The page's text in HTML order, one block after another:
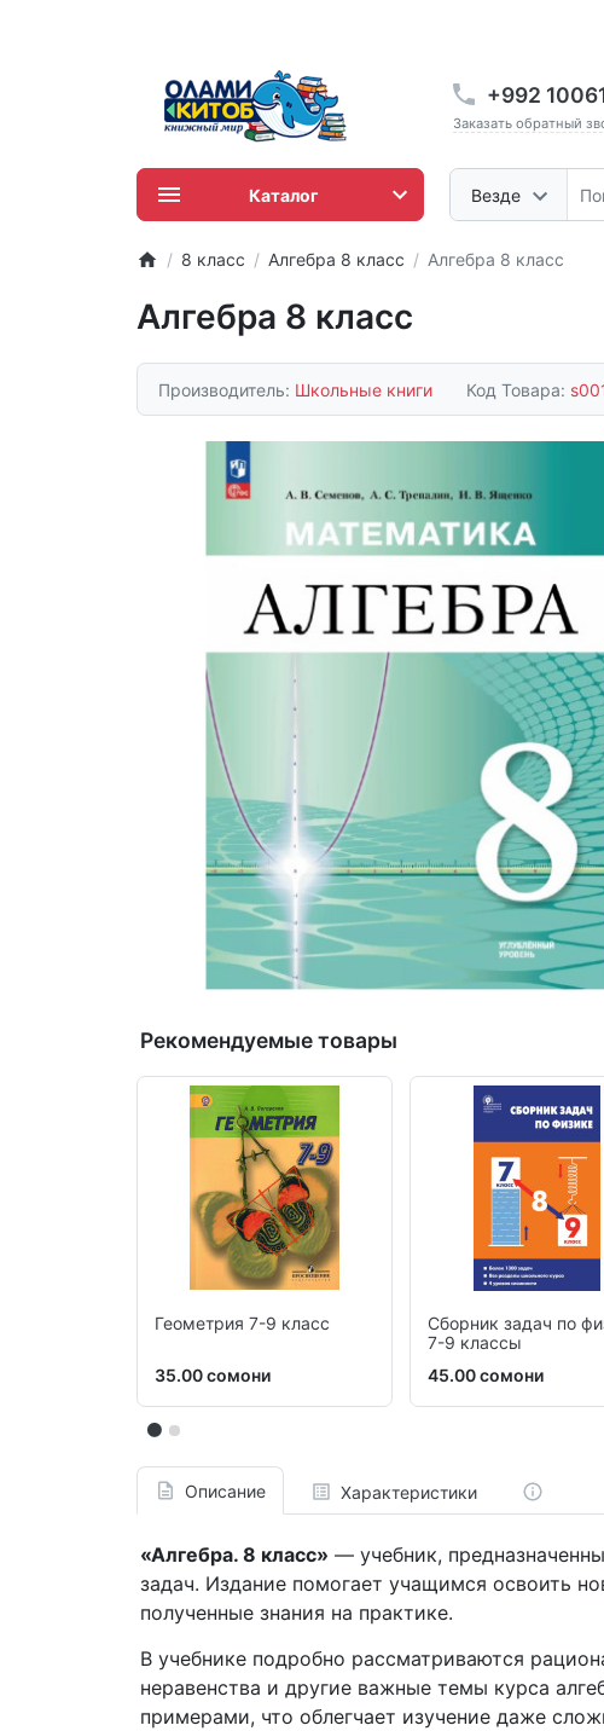
+992
Заказать обратный
Везде
Каталог
8 класс Алгебра 8 класс Алгебра 8 класс
Алгебра 8 класс
Производитель: Школьные книги Код Товара:
Рекомендуемые товары
Геометрия 7-9 класс
35.00 сомони
Сборник задач по
7-9 классы
45.00 сомони
Описание Характеристики
«Алгебра. 8 класс» — учебник,
задач. Издание помогает учащимся освоить
полученные знания на практике.
В учебнике подробно рассматриваются
неравенства и другие важные темы курса
примерами, что облегчает изучение даже